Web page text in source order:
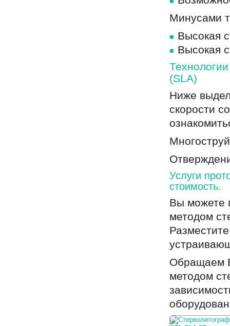
Минусами
Высокая
Высокая
(SLA)
Ниже
скорости
Услуги
стоимость.
Вы можете
методом
Обращаем
методом